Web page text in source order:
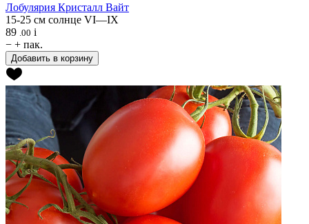
Лобулярия Кристалл Вайт
15-25 см солнце VI—IX
89 .00 i
− + пак.
Добавить в корзину